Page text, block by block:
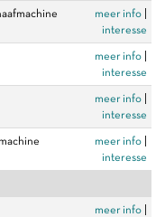
meer info
interesse
meer info
interesse
meer info
interesse
meer info
interesse
meer info